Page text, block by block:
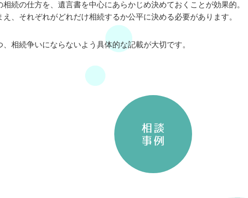
続の仕方を、遺言書を中心にあらかじめ決めておくことが効果的。
、それぞれがどれだけ相続するか公平に決める必要があります。
相続争いにならないよう具体的な記載が大切です。
相談
事例